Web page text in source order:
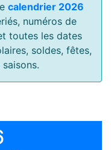
calendrier 2026
numéros de
toutes les dates
soldes, fêtes,